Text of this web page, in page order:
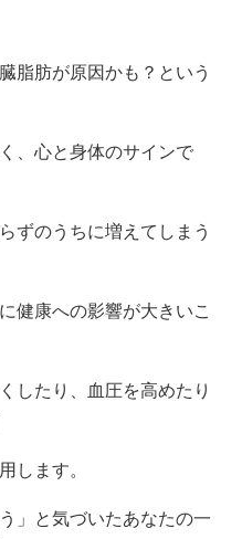
脂肪が原因かも？という
、心と身体のサインで
ずのうちに増えてしまう
健康への影響が大きいこ
したり、血圧を高めたり
します。
」と気づいたあなたの一